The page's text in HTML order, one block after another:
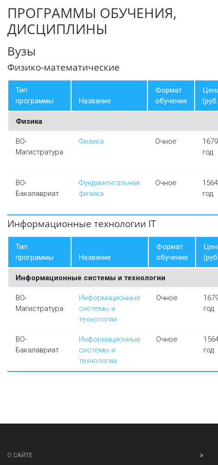
ПРОГРАММЫ ОБУЧЕНИЯ,
ДИСЦИПЛИНЫ
Вузы
Физико-математические
Тип
программы
Название
Формат
обучения
Физика
ВО-
Магистратура
Физика Очное
год
ВО-
Бакалавриат
Фундаментальная
физика
Очное
год
Информационные технологии IT
Тип
программы
Название
Формат
обучения
Информационные системы и технологии
ВО-
Магистратура
Информационные
системы и
технологии
Очное
год
ВО-
Бакалавриат
Информационные
системы и
технологии
Очное
год
О САЙТЕ